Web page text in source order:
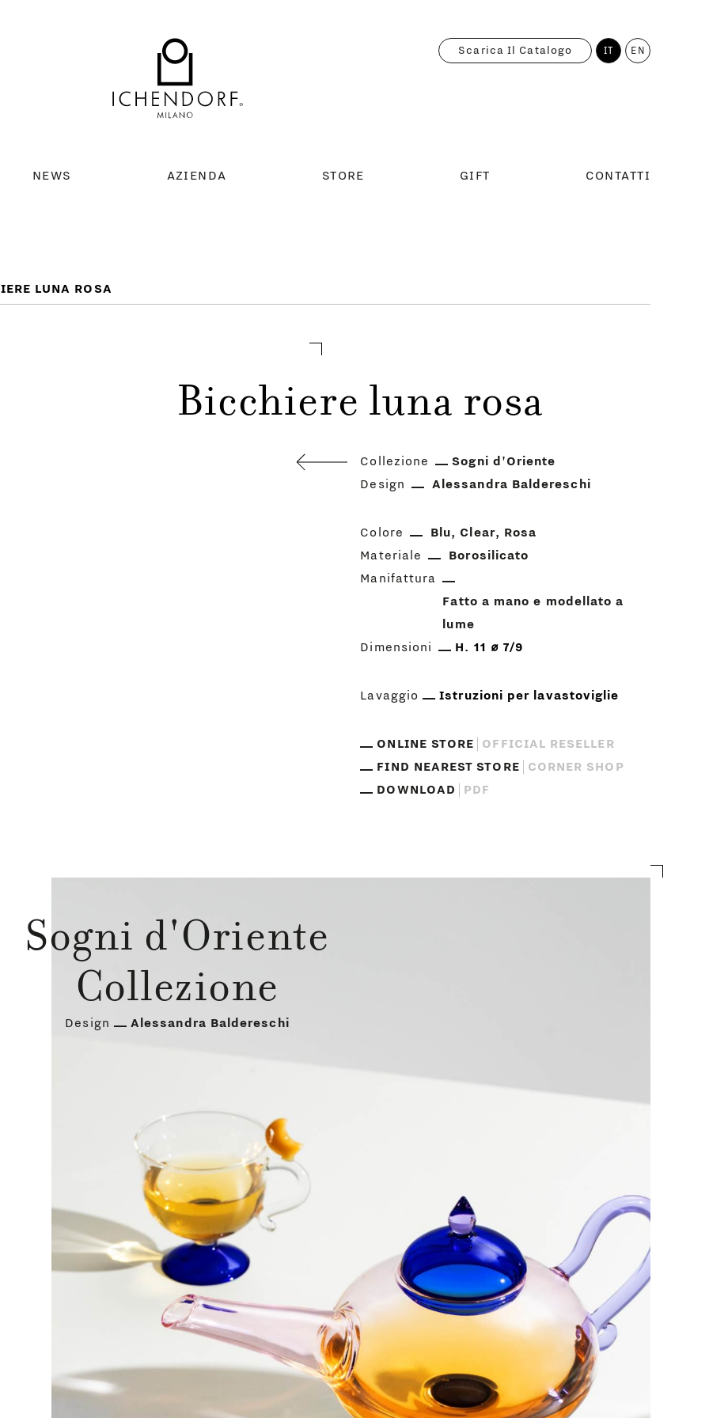
NEWS AZIENDA STORE GIFT CONTATTI
IT EN
Scarica Il Catalogo
LUNA ROSA
Bicchiere luna rosa
Collezione
Sogni d'Oriente
Design
Alessandra Baldereschi
Colore Blu Clear
Rosa
Materiale
Borosilicato
Manifattura
Fatto a mano e modellato a
lume
Dimensioni
H. 11 ⌀ 7/9
Lavaggio Istruzioni per lavastoviglie
ONLINE STORE
OFFICIAL RESELLER
FIND NEAREST STORE
CORNER SHOP
DOWNLOAD
PDF
Sogni d'Oriente
Collezione
Design Alessandra Baldereschi